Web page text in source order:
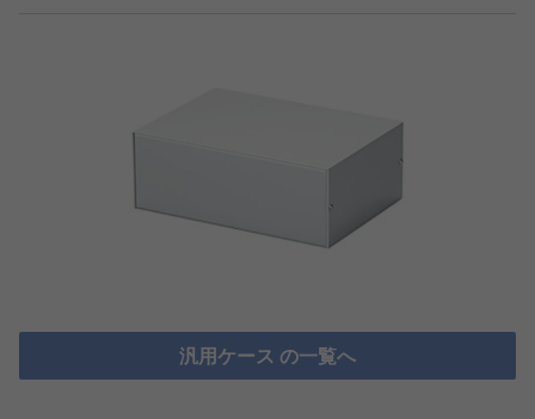
汎用ケース の一覧へ